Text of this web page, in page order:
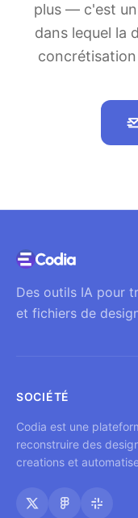
plus — c'est
dans lequel la
Des outils IA pour
et fichiers de
SOCIÉTÉ
Codia est une
reconstruire des
creations et